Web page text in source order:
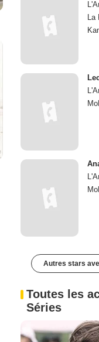
La
Autres stars
Toutes les
Séries